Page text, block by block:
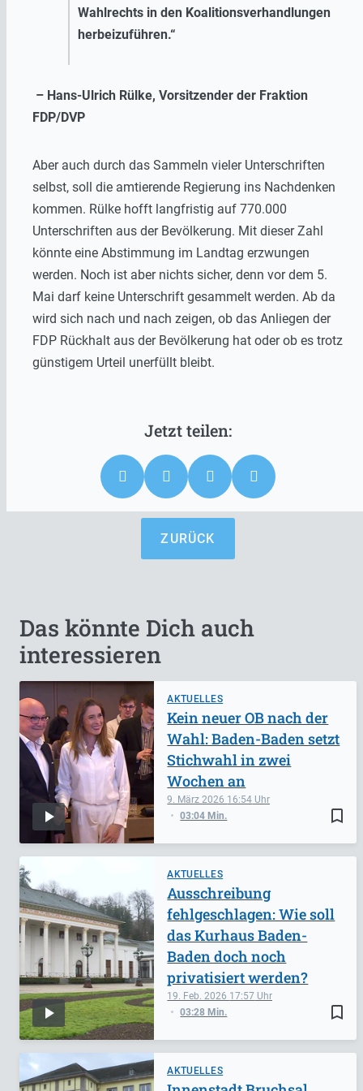
Wahlrechts in den Koalitionsverhandlungen
herbeizuführen.“
– Hans-Ulrich Rülke, Vorsitzender der Fraktion
FDP/DVP
Aber auch durch das Sammeln vieler Unterschriften
selbst, soll die amtierende Regierung ins Nachdenken
kommen. Rülke hofft langfristig auf 770.000
Unterschriften aus der Bevölkerung. Mit dieser Zahl
könnte eine Abstimmung im Landtag erzwungen
werden. Noch ist aber nichts sicher, denn vor dem 5.
Mai darf keine Unterschrift gesammelt werden. Ab da
wird sich nach und nach zeigen, ob das Anliegen der
FDP Rückhalt aus der Bevölkerung hat oder ob es trotz
günstigem Urteil unerfüllt bleibt.
ZURÜCK
Das könnte Dich auch
interessieren
AKTUELLES
bookmark_border
9. März 2026 16:54
03:04 Min.
Kein neuer OB nach der
Wahl: Baden-Baden setzt
Stichwahl in zwei
Wochen an
AKTUELLES
bookmark_border
19. Feb. 2026 17:57
03:28 Min.
Ausschreibung
fehlgeschlagen: Wie soll
das Kurhaus Baden-
Baden doch noch
privatisiert werden?
AKTUELLES